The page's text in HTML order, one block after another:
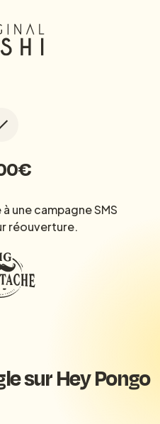
une campagne SMS
réouverture.
sur Hey Pongo